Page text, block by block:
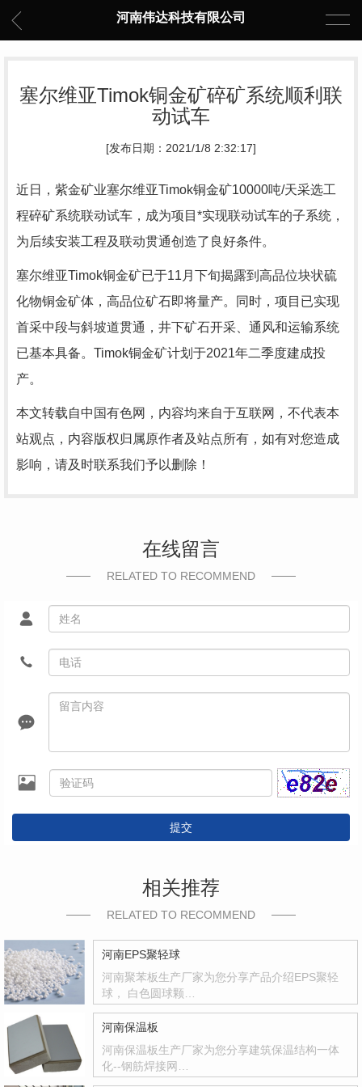
河南伟达科技有限公司
塞尔维亚Timok铜金矿碎矿系统顺利联
动试车
[发布日期：2021/1/8 2:32:17]
近日，紫金矿业塞尔维亚Timok铜金矿10000吨/天采选工
程碎矿系统联动试车，成为项目*实现联动试车的子系统，
为后续安装工程及联动贯通创造了良好条件。
塞尔维亚Timok铜金矿已于11月下旬揭露到高品位块状硫
化物铜金矿体，高品位矿石即将量产。同时，项目已实现
首采中段与斜坡道贯通，井下矿石开采、通风和运输系统
已基本具备。Timok铜金矿计划于2021年二季度建成投
产。
本文转载自中国有色网，内容均来自于互联网，不代表本
站观点，内容版权归属原作者及站点所有，如有对您造成
影响，请及时联系我们予以删除！
在线留言
RELATED TO RECOMMEND
提交
相关推荐
RELATED TO RECOMMEND
河南EPS聚轻球
河南聚苯板生产厂家为您分享产品介绍EPS聚轻
球， 白色圆球颗…
河南保温板
河南保温板生产厂家为您分享建筑保温结构一体
化--钢筋焊接网…